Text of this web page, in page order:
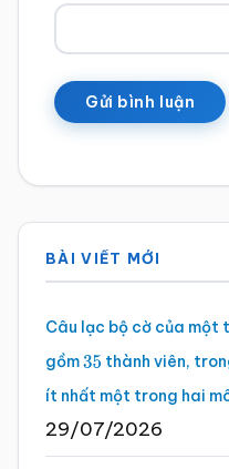
Sidebar
chính
BÀI VIẾT MỚI
Câu lạc bộ cờ của một
gồm35 thành viên,
ít nhất một trong hai
29/07/2026